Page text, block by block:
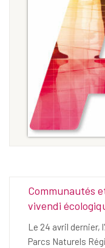
Communautés
vivendi
Le 24 avril
Parcs Naturels